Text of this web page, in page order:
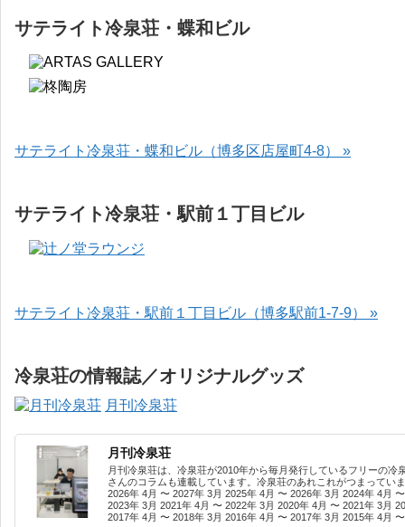
サテライト冷泉荘・蝶和ビル
サテライト冷泉荘・蝶和ビル（博多区店屋町4-8） »
サテライト冷泉荘・駅前１丁目ビル
サテライト冷泉荘・駅前１丁目ビル（博多駅前1-7-9） »
冷泉荘の情報誌／オリジナルグッズ
月刊冷泉荘
月刊冷泉荘
月刊冷泉荘は、冷泉荘が2010年から毎月発行しているフリーの
さんのコラムも連載しています。冷泉荘のあれこれがつまってい
2026年 4月 〜 2027年 3月 2025年 4月 〜 2026年 3月 2024年 4月
2023年 3月 2021年 4月 〜 2022年 3月 2020年 4月 〜 2021年 3月
2017年 4月 〜 2018年 3月 2016年 4月 〜 2017年 3月 2015年 4月